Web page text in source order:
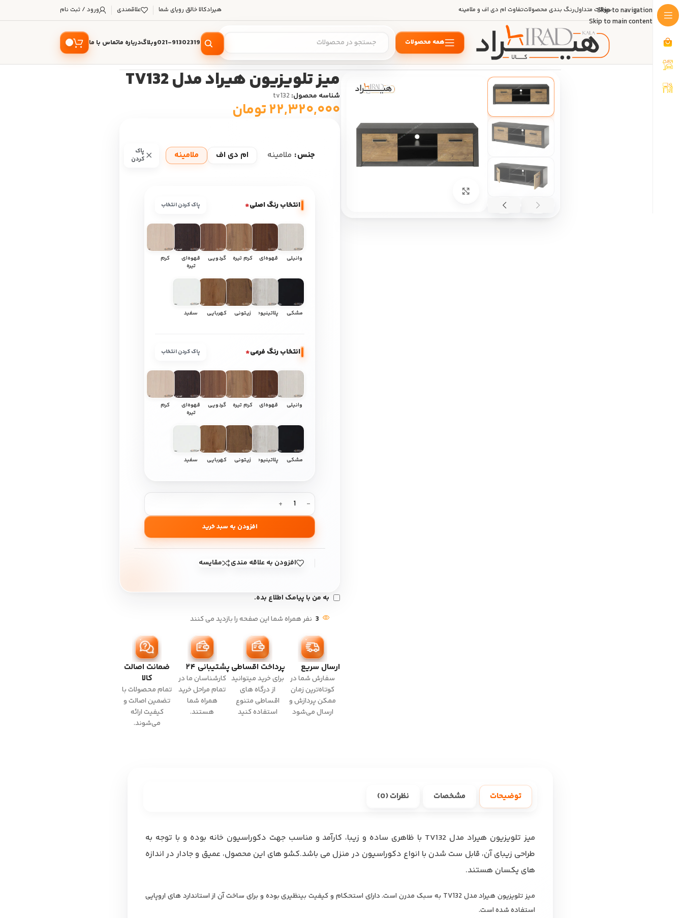
Skip to navigation
Skip to main content
سوالات متداولرنگ بندی محصولاتتفاوت ام دی اف و ملامینه هیرادکالا خالق رویای شما علاقمندی ورود / ثبت نام
همه محصولات 021-91302319وبلاگدرباره ماتماس با ما
خانه/دکوراسیون منزل/ میز تلویزیون/میز تلویزیون هیراد مدل TV132
میز تلویزیون هیراد مدل TV132
شناسه محصول: tv132
۲۲,۳۲۰,۰۰۰تومان
جنس ملامینه ام دی اف ملامینه
پاک
کردن
انتخاب رنگ اصلی* پاک کردن انتخاب
وانیلی قهوه‌ای کرم تیره گردویی
قهوه‌ای
تیره
کرم
مشکی پلاتینیوم زیتونی کهربایی سفید
انتخاب رنگ فرعی* پاک کردن انتخاب
وانیلی قهوه‌ای کرم تیره گردویی
قهوه‌ای
تیره
کرم
مشکی پلاتینیوم زیتونی کهربایی سفید
افزودن به سبد خرید
افزودن به علاقه مندی مقایسه
به من با پیامک اطلاع بده.
3 نفر همراه شما این صفحه را بازدید می کنند
ارسال سریع
سفارش شما در
کوتاه‌ترین زمان
ممکن پردازش و
ارسال می‌شود
پرداخت اقساطی
برای خرید میتوانید
از درگاه های
اقساطی متنوع
استفاده کنید
پشتیبانی ۲۴
کارشناسان ما در
تمام مراحل خرید
همراه شما
هستند.
ضمانت اصالت
کالا
تمام محصولات با
تضمین اصالت و
کیفیت ارائه
می‌شوند.
توضیحات مشخصات نظرات (0)
میز تلویزیون هیراد مدل TV132 با ظاهری ساده و زیبا، کارآمد و مناسب جهت دکوراسیون خانه بوده و با توجه به
طراحی زیبای آن، قابل ست شدن با انواع دکوراسیون در منزل می باشد.کشو های این محصول، عمیق و جادار در اندازه
های یکسان هستند.
میز تلویزیون هیراد مدل TV132 به سبک مدرن است. دارای استحکام و کیفیت بینظیری بوده و برای ساخت آن از استاندارد های اروپایی
استفاده شده است.